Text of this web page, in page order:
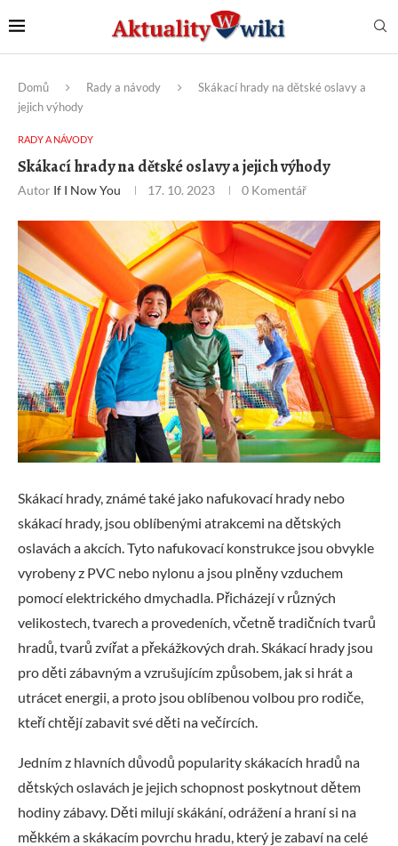
Domů Rady a návody
Skákací hrady na dětské oslavy a
jejich výhody
RADY A NÁVODY
Skákací hrady na dětské oslavy a jejich výhody
Autor If I Now You 17. 10. 2023 0 Komentář
Skákací hrady, známé také jako nafukovací hrady nebo
skákací hrady, jsou oblíbenými atrakcemi na dětských
oslavách a akcích. Tyto nafukovací konstrukce jsou obvykle
vyrobeny z PVC nebo nylonu a jsou plněny vzduchem
pomocí elektrického dmychadla. Přicházejí v různých
velikostech, tvarech a provedeních, včetně tradičních tvarů
hradů, tvarů zvířat a překážkových drah. Skákací hrady jsou
pro děti zábavným a vzrušujícím způsobem, jak si hrát a
utrácet energii, a proto jsou oblíbenou volbou pro rodiče,
kteří chtějí zabavit své děti na večírcích.
Jedním z hlavních důvodů popularity skákacích hradů na
dětských oslavách je jejich schopnost poskytnout dětem
hodiny zábavy. Děti milují skákání, odrážení a hraní si na
měkkém a skákacím povrchu hradu, který je zabaví na celé